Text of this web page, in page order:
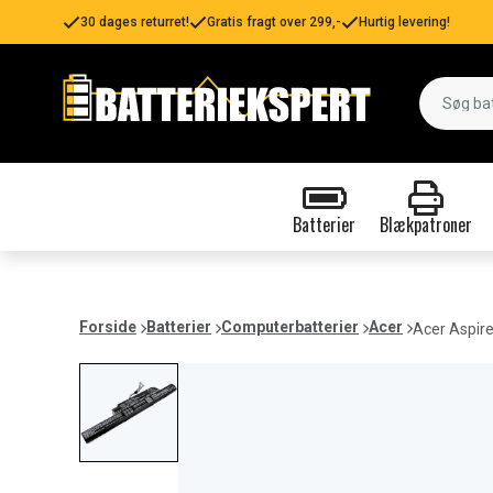
30 dages returret! Gratis fragt over 299,- Hurtig levering!
Batterier Blækpatroner
Forside Batterier Computerbatterier Acer Acer